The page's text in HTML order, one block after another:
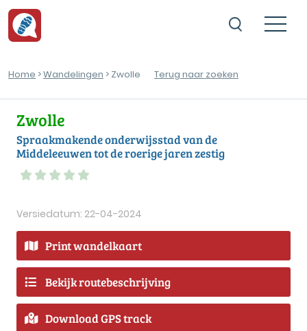
Home >Wandelingen > Zwolle Terug naar zoeken
Zwolle
Spraakmakende onderwijsstad van de
Middeleeuwen tot de roerige jaren zestig
Versiedatum: 22-04-2024
Print wandelkaart
Bekijk routebeschrijving
Download GPS track